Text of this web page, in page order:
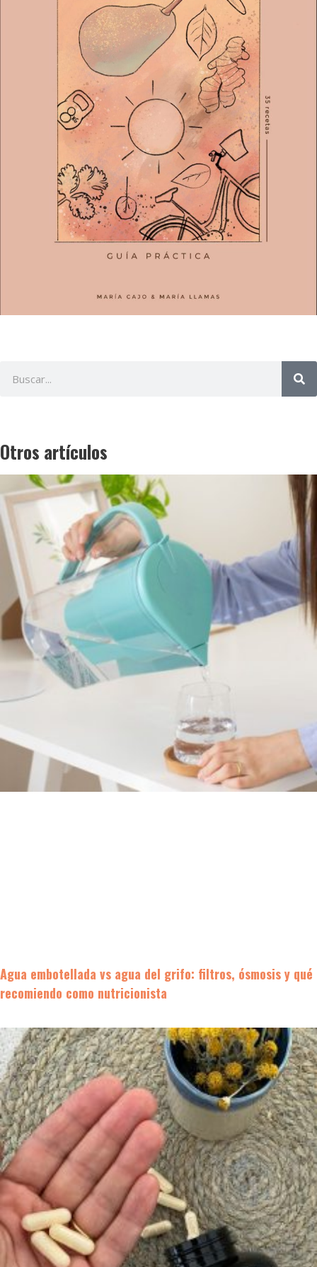
Otros artículos
Agua embotellada vs agua del grifo: filtros, ósmosis y qué
recomiendo como nutricionista